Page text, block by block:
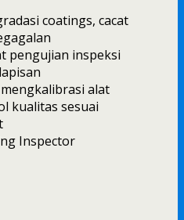
coatings, cacat
pengujian inspeksi
alat
kualitas sesuai
Inspector